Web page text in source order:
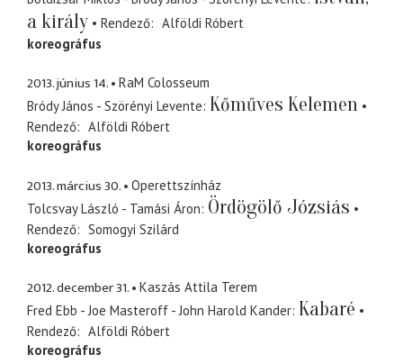
a király
Rendező
Alföldi Róbert
koreográfus
2013. június 14.
RaM Colosseum
Bródy János - Szörényi Levente Kőműves Kelemen
Rendező
Alföldi Róbert
koreográfus
2013. március 30.
Operettszínház
Tolcsvay László - Tamási Áron Ördögölő Józsiás
Rendező
Somogyi Szilárd
koreográfus
2012. december 31.
Kaszás Attila Terem
Fred Ebb - Joe Masteroff - John Harold Kander Kabaré
Rendező
Alföldi Róbert
koreográfus